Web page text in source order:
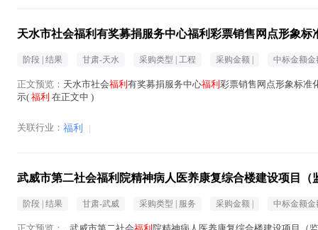
天水市社会福利有奖募捐服务中心福利彩票销售网点形象标
阶段 | 结果 甘肃-天水 采购类型 | 工程 采购金额 | 中标金额金
正文预览： 天水市社会福利 有奖募捐服务中心福利 彩票销售网点形象标准
示( 福利 在正文中 )
关联行业： 福利 |
武威市第二社会福利院精神病人医养康复综合楼建设项目（
阶段 | 结果 甘肃-武威 采购类型 | 服务 采购金额 | 中标金额金